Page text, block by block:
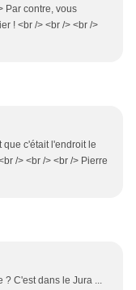
Par contre, vous
! <br /> <br /> <br />
que c'était l'endroit le
/> <br /> <br /> Pierre
? C'est dans le Jura ...